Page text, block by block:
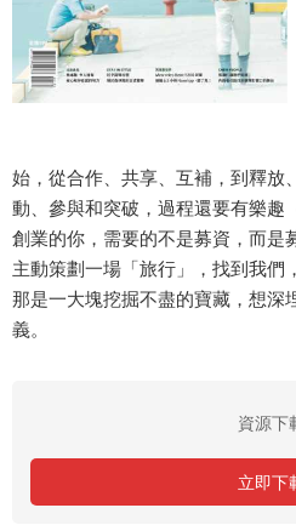
始，從合作、共享、互補，到釋放
動、參與和突破，過程還要有樂趣
創業的你，需要的不是募資，而是
主動策劃一場「旅行」，找到我們
那是一大塊挖掘不盡的寶藏，想深
義。
資源下
立即下